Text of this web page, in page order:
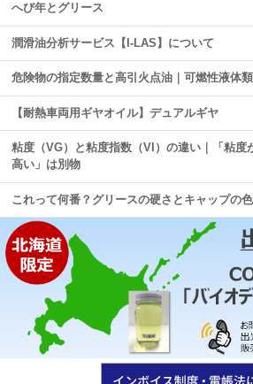
へび年とグリース
潤滑油分析サービス【I-LAS】について
危険物の指定数量と高引火点油｜可燃性液体類
【耐熱車両用ギヤオイル】デュアルギヤ
粘度（VG）と粘度指数（VI）の違い｜「粘度
高い」は別物
これって何番？グリースの硬さとキャップの